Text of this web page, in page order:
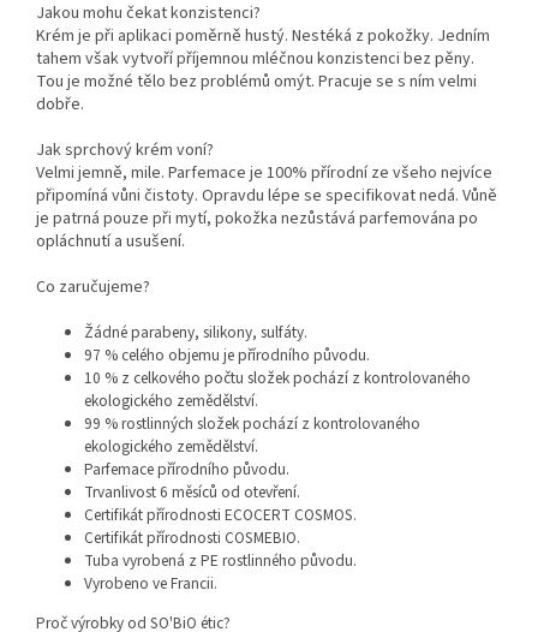
Jakou mohu čekat konzistenci?
Krém je při aplikaci poměrně hustý. Nestéká z pokožky. Jedním
tahem však vytvoří příjemnou mléčnou konzistenci bez pěny.
Tou je možné tělo bez problémů omýt. Pracuje se s ním velmi
dobře.
Jak sprchový krém voní?
Velmi jemně, mile. Parfemace je 100% přírodní ze všeho nejvíce
připomíná vůni čistoty. Opravdu lépe se specifikovat nedá. Vůně
je patrná pouze při mytí, pokožka nezůstává parfemována po
opláchnutí a usušení.
Co zaručujeme?
Žádné parabeny, silikony, sulfáty.
97 % celého objemu je přírodního původu.
10 % z celkového počtu složek pochází z kontrolovaného
ekologického zemědělství.
99 % rostlinných složek pochází z kontrolovaného
ekologického zemědělství.
Parfemace přírodního původu.
Trvanlivost 6 měsíců od otevření.
Certifikát přírodnosti ECOCERT COSMOS.
Certifikát přírodnosti COSMEBIO.
Tuba vyrobená z PE rostlinného původu.
Vyrobeno ve Francii.
Proč výrobky od SO'BiO étic?